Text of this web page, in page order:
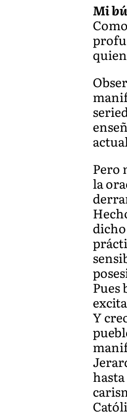
Mi
Pero
la
Pues
Y